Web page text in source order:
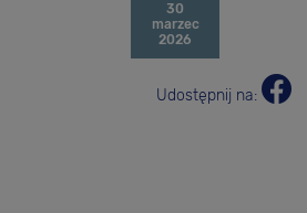
30
marzec
2026
Udostępnij na: